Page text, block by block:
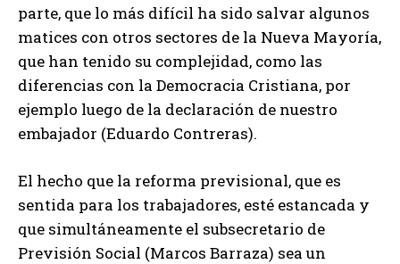
parte, que lo más difícil ha sido salvar algunos
matices con otros sectores de la Nueva Mayoría,
que han tenido su complejidad, como las
diferencias con la Democracia Cristiana, por
ejemplo luego de la declaración de nuestro
embajador (Eduardo Contreras).
El hecho que la reforma previsional, que es
sentida para los trabajadores, esté estancada y
que simultáneamente el subsecretario de
Previsión Social (Marcos Barraza) sea un